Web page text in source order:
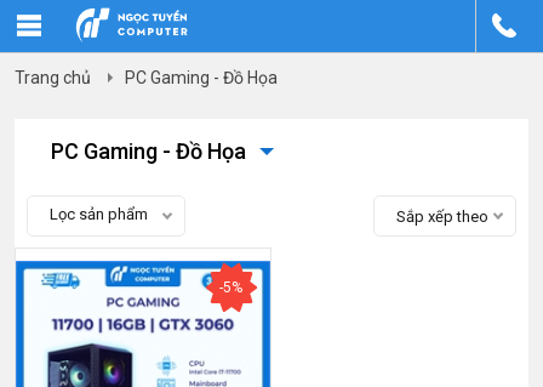
Trang chủ PC Gaming - Đồ Họa
PC Gaming - Đồ Họa
Lọc sản phẩm Sắp xếp theo
-5%